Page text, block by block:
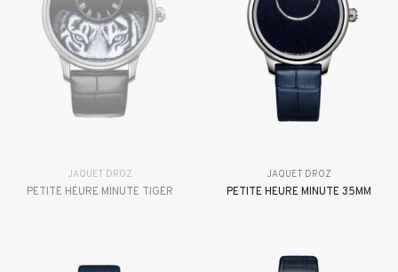
JAQUET DROZ
PETITE HEURE MINUTE TIGER
JAQUET DROZ
PETITE HEURE MINUTE 35MM